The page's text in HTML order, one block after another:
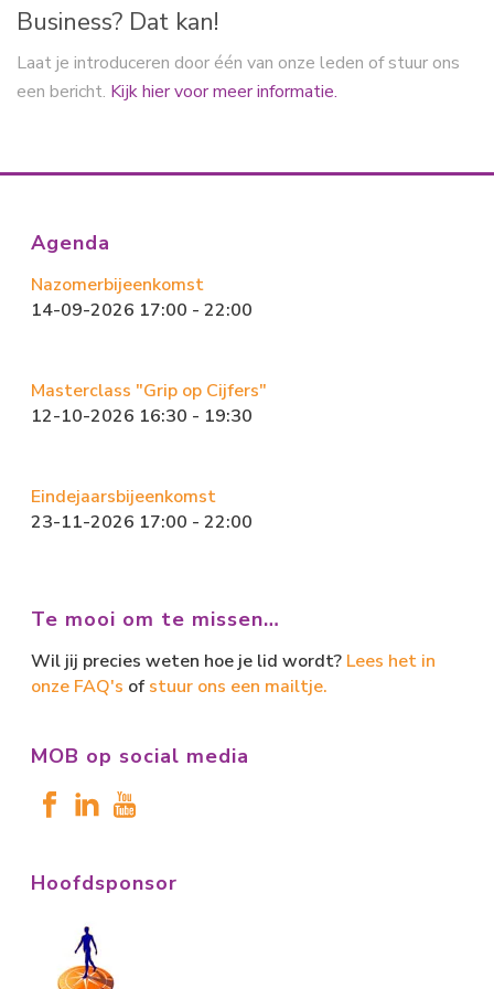
Business? Dat kan!
Laat je introduceren door één van onze leden of stuur ons
een bericht. Kijk hier voor meer informatie.
Agenda
Nazomerbijeenkomst
14-09-2026 17:00 - 22:00
Masterclass "Grip op Cijfers"
12-10-2026 16:30 - 19:30
Eindejaarsbijeenkomst
23-11-2026 17:00 - 22:00
Te mooi om te missen…
Wil jij precies weten hoe je lid wordt? Lees het in
onze FAQ's of stuur ons een mailtje.
MOB op social media
Hoofdsponsor